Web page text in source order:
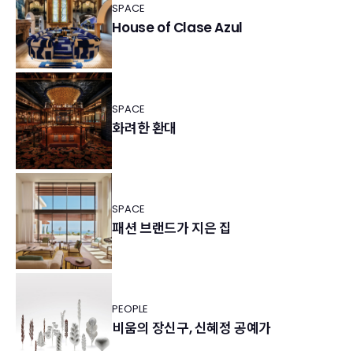
SPACE
House of Clase Azul
SPACE
화려한 환대
SPACE
패션 브랜드가 지은 집
PEOPLE
비움의 장신구, 신혜정 공예가